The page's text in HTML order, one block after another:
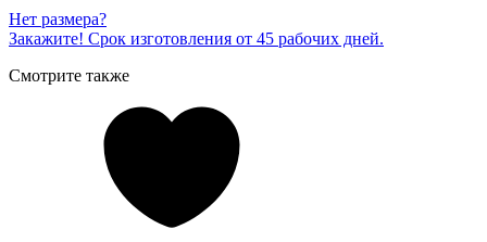
Нет размера?
Закажите! Срок изготовления от 45 рабочих дней.
Смотрите также